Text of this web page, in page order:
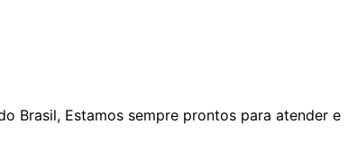
Brasil, Estamos sempre prontos para atender e